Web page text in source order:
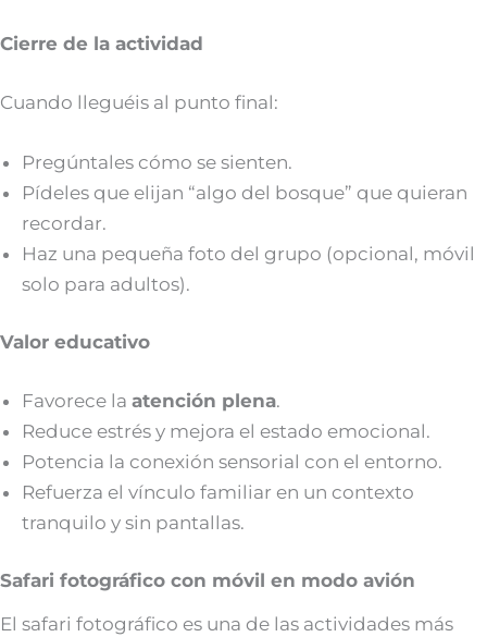
Cierre de la actividad
Cuando lleguéis al punto final:
Pregúntales cómo se sienten.
Pídeles que elijan “algo del bosque” que quieran
recordar.
Haz una pequeña foto del grupo (opcional, móvil
solo para adultos).
Valor educativo
Favorece la atención plena.
Reduce estrés y mejora el estado emocional.
Potencia la conexión sensorial con el entorno.
Refuerza el vínculo familiar en un contexto
tranquilo y sin pantallas.
Safari fotográfico con móvil en modo avión
El safari fotográfico es una de las actividades más